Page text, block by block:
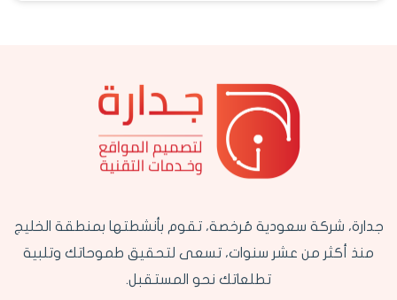
جدارة، شركة سعودية مُرخصة، تقوم بأنشطتها بمنطقة الخليج
منذ أكثر من عشر سنوات، تسعى لتحقيق طموحاتك وتلبية
تطلعاتك نحو المستقبل.